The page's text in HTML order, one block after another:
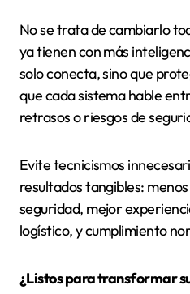
No se trata de cambiarlo
ya tienen con más
solo conecta, sino que
que cada sistema hable
retrasos o riesgos de
Evite tecnicismos
resultados tangibles:
seguridad, mejor
logístico, y cumplimiento
¿Listos para transformar